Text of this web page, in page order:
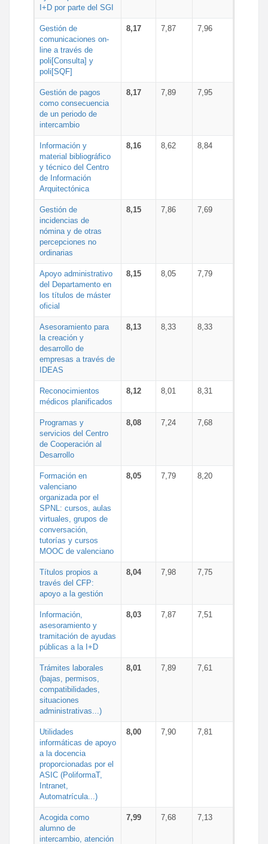
I+D por parte del SGI
Gestión de
comunicaciones on-
line a través de
poli[Consulta] y
poli[SQF]
8,17 7,87 7,96
Gestión de pagos
como consecuencia
de un periodo de
intercambio
8,17 7,89 7,95
Información y
material bibliográfico
y técnico del Centro
de Información
Arquitectónica
8,16 8,62 8,84
Gestión de
incidencias de
nómina y de otras
percepciones no
ordinarias
8,15 7,86 7,69
Apoyo administrativo
del Departamento en
los títulos de máster
oficial
8,15 8,05 7,79
Asesoramiento para
la creación y
desarrollo de
empresas a través de
IDEAS
8,13 8,33 8,33
Reconocimientos
médicos planificados
8,12 8,01 8,31
Programas y
servicios del Centro
de Cooperación al
Desarrollo
8,08 7,24 7,68
Formación en
valenciano
organizada por el
SPNL: cursos, aulas
virtuales, grupos de
conversación,
tutorías y cursos
MOOC de valenciano
8,05 7,79 8,20
Títulos propios a
través del CFP:
apoyo a la gestión
8,04 7,98 7,75
Información,
asesoramiento y
tramitación de ayudas
públicas a la I+D
8,03 7,87 7,51
Trámites laborales
(bajas, permisos,
compatibilidades,
situaciones
administrativas...)
8,01 7,89 7,61
Utilidades
informáticas de apoyo
a la docencia
proporcionadas por el
ASIC (PoliformaT,
Intranet,
Automatrícula...)
8,00 7,90 7,81
Acogida como
alumno de
intercambio, atención
7,99 7,68 7,13